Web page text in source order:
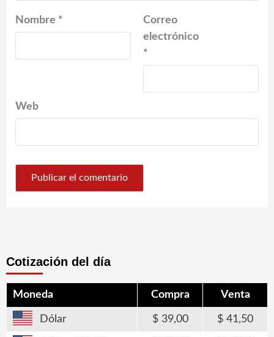
Nombre *
Correo
electrónico
*
Web
Cotización del día
Moneda Compra Venta
Dólar 39,00 41,50